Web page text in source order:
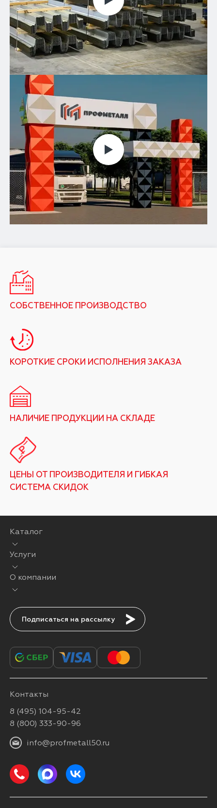
СОБСТВЕННОЕ ПРОИЗВОДСТВО
КОРОТКИЕ СРОКИ ИСПОЛНЕНИЯ ЗАКАЗА
НАЛИЧИЕ ПРОДУКЦИИ НА СКЛАДЕ
ЦЕНЫ ОТ ПРОИЗВОДИТЕЛЯ И ГИБКАЯ
СИСТЕМА СКИДОК
Каталог
Услуги
О компании
Подписаться
Контакты
8 (495) 104-95-42
8 (800) 333-90-96
info@profmetall50.ru